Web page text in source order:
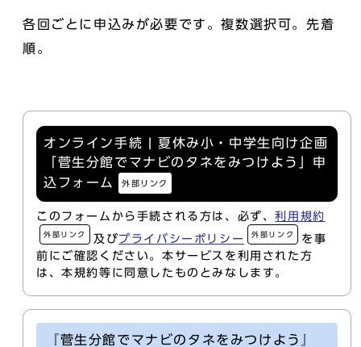
各回ごとに申込みが必要です。複数選択可。先着
順。
オンライン手続 | 夏休み小・中学生向け企画
「菅生分館でマナビのタネをみつけよう」申
込フォーム
外部リンク
このフォームから手続される方は、必ず、利用規約
外部リンク 及びプライバシーポリシー 外部リンク
を事
前にご確認ください。本サービスを利用された方
は、本規約等に同意したものとみなします。
『菅生分館でマナビのタネをみつけよう』